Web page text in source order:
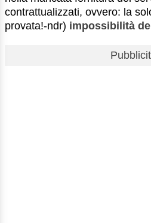
contrattualizzati, ovvero: la
provata!-ndr) impossibilità